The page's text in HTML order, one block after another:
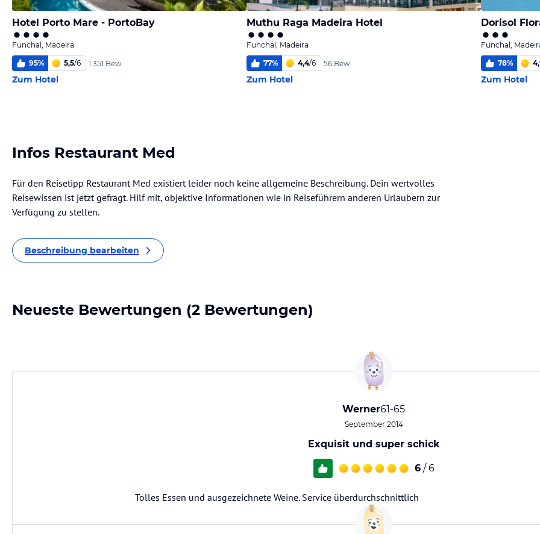
Hotel Porto Mare - PortoBay
Funchal, Madeira
95% 5,5/6 1.351 Bew.
Zum Hotel
Muthu Raga Madeira Hotel
Funchal, Madeira
77% 4,4/6 56 Bew.
Zum Hotel
Dorisol
Funchal,
78%
Zum Hotel
Infos Restaurant Med
Für den Reisetipp Restaurant Med existiert leider noch keine allgemeine Beschreibung. Dein wertvolles
Reisewissen ist jetzt gefragt. Hilf mit, objektive Informationen wie in Reiseführern anderen Urlaubern zur
Verfügung zu stellen.
Beschreibung bearbeiten
Neueste Bewertungen (2 Bewertungen)
Werner61-65
September 2014
Exquisit und super schick
6 / 6
Tolles Essen und ausgezeichnete Weine. Service überdurchschnittlich